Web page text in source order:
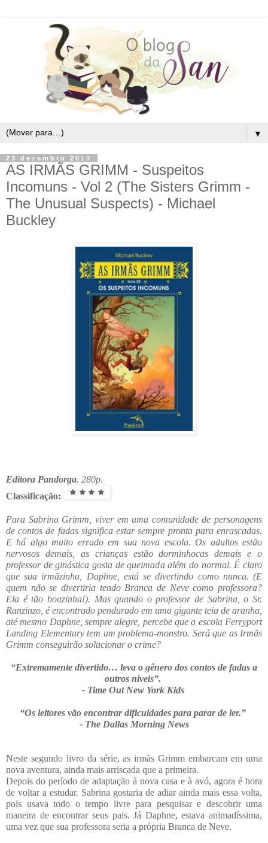
▼
23 dezembro 2010
AS IRMÃS GRIMM - Suspeitos
Incomuns - Vol 2 (The Sisters Grimm -
The Unusual Suspects) - Michael
Buckley
Editora Pandorga. 280p.
Classificação:
Para Sabrina Grimm, viver em uma comunidade de personagens
de contos de fadas significa estar sempre pronta para enrascadas.
E há algo muito errado em sua nova escola. Os adultos estão
nervosos demais, as crianças estão dorminhocas demais e o
professor de ginástica gosta de queimada além do normal. É claro
que sua irmãzinha, Daphne, está se divertindo como nunca. (E
quem não se divertiria tendo Branca de Neve como professora?
Ela é tão boazinha!). Mas quando o professor de Sabrina, o Sr.
Ranzinzo, é encontrado pendurado em uma gigante teia de aranha,
até mesmo Daphne, sempre alegre, percebe que a escola Ferryport
Landing Elementary tem um problema-monstro. Será que as Irmãs
Grimm conseguirão solucionar o crime?
“Extremamente divertido… leva o gênero dos contos de fadas a
outros níveis”.
- Time Out New York Kids
“Os leitores vão encontrar dificuldades para parar de ler.”
- The Dallas Morning News
Neste segundo livro da série, as irmãs Grimm embarcam em uma
nova aventura, ainda mais arriscada que a primeira.
Depois do período de adaptação à nova casa e à avó, agora é hora
de voltar a estudar. Sabrina gostaria de adiar ainda mais essa volta,
pois usava todo o tempo livre para pesquisar e descobrir uma
maneira de encontrar seus pais. Já Daphne, estava animadíssima,
uma vez que sua professora seria a própria Branca de Neve.